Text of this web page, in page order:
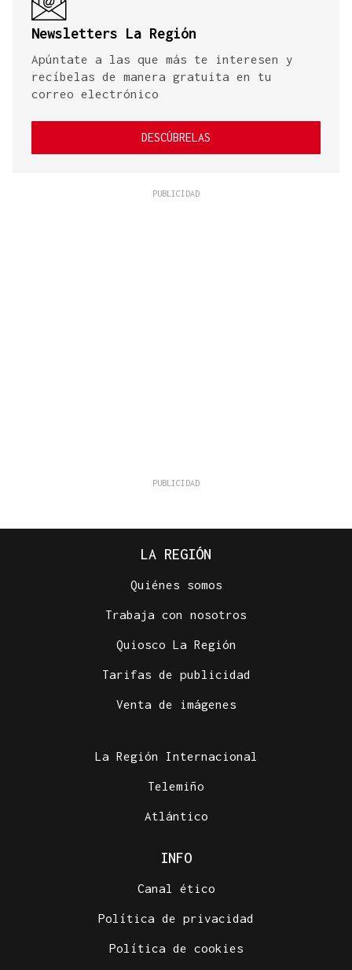
Newsletters La Región
Apúntate a las que más te interesen y
recíbelas de manera gratuita en tu
correo electrónico
DESCÚBRELAS
LA REGIÓN
Quiénes somos
Trabaja con nosotros
Quiosco La Región
Tarifas de publicidad
Venta de imágenes
La Región Internacional
Telemiño
Atlántico
INFO
Canal ético
Política de privacidad
Política de cookies